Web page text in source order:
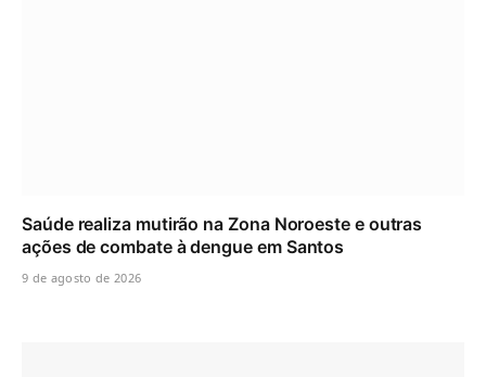
Saúde realiza mutirão na Zona Noroeste e outras
ações de combate à dengue em Santos
9 de agosto de 2026